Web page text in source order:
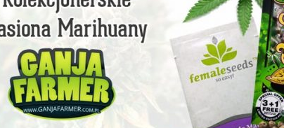
facebook instagram youtube